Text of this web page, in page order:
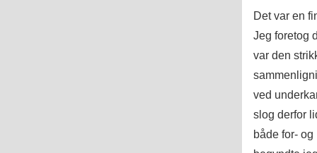
Det var en
Jeg foretog
var den
ved
slog derfor
både for-